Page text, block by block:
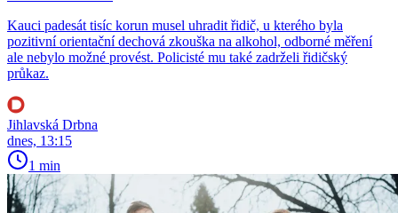
Kauci padesát tisíc korun musel uhradit řidič, u kterého byla
pozitivní orientační dechová zkouška na alkohol, odborné měření
ale nebylo možné provést. Policisté mu také zadrželi řidičský
průkaz.
Jihlavská Drbna
dnes, 13:15
1 min